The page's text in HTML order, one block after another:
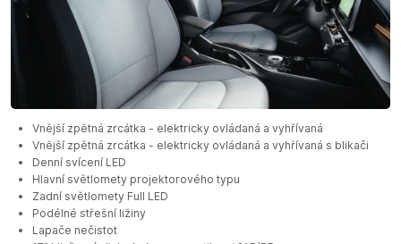
Vnější zpětná zrcátka - elektricky ovládaná a vyhřívaná
Vnější zpětná zrcátka - elektricky ovládaná a vyhřívaná s blikači
Denní svícení LED
Hlavní světlomety projektorového typu
Zadní světlomety Full LED
Podélné střešní ližiny
Lapače nečistot